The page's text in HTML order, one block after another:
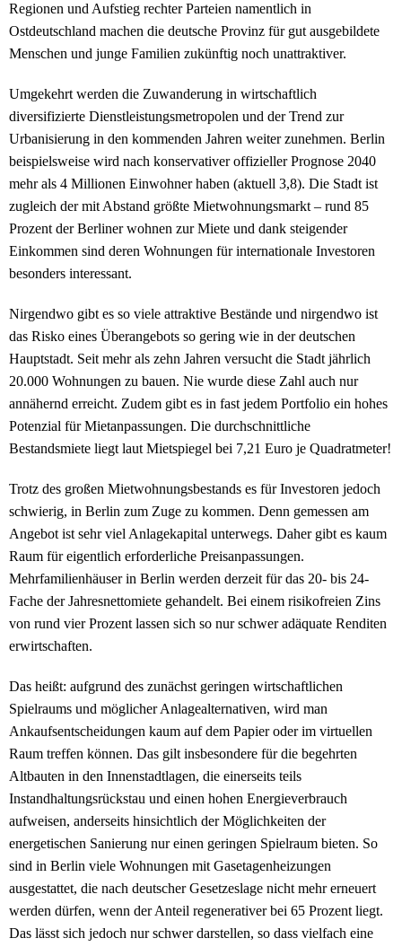
Regionen und Aufstieg rechter Parteien namentlich in
Ostdeutschland machen die deutsche Provinz für gut ausgebildete
Menschen und junge Familien zukünftig noch unattraktiver.
Umgekehrt werden die Zuwanderung in wirtschaftlich
diversifizierte Dienstleistungsmetropolen und der Trend zur
Urbanisierung in den kommenden Jahren weiter zunehmen. Berlin
beispielsweise wird nach konservativer offizieller Prognose 2040
mehr als 4 Millionen Einwohner haben (aktuell 3,8). Die Stadt ist
zugleich der mit Abstand größte Mietwohnungsmarkt – rund 85
Prozent der Berliner wohnen zur Miete und dank steigender
Einkommen sind deren Wohnungen für internationale Investoren
besonders interessant.
Nirgendwo gibt es so viele attraktive Bestände und nirgendwo ist
das Risko eines Überangebots so gering wie in der deutschen
Hauptstadt. Seit mehr als zehn Jahren versucht die Stadt jährlich
20.000 Wohnungen zu bauen. Nie wurde diese Zahl auch nur
annähernd erreicht. Zudem gibt es in fast jedem Portfolio ein hohes
Potenzial für Mietanpassungen. Die durchschnittliche
Bestandsmiete liegt laut Mietspiegel bei 7,21 Euro je Quadratmeter!
Trotz des großen Mietwohnungsbestands es für Investoren jedoch
schwierig, in Berlin zum Zuge zu kommen. Denn gemessen am
Angebot ist sehr viel Anlagekapital unterwegs. Daher gibt es kaum
Raum für eigentlich erforderliche Preisanpassungen.
Mehrfamilienhäuser in Berlin werden derzeit für das 20- bis 24-
Fache der Jahresnettomiete gehandelt. Bei einem risikofreien Zins
von rund vier Prozent lassen sich so nur schwer adäquate Renditen
erwirtschaften.
Das heißt: aufgrund des zunächst geringen wirtschaftlichen
Spielraums und möglicher Anlagealternativen, wird man
Ankaufsentscheidungen kaum auf dem Papier oder im virtuellen
Raum treffen können. Das gilt insbesondere für die begehrten
Altbauten in den Innenstadtlagen, die einerseits teils
Instandhaltungsrückstau und einen hohen Energieverbrauch
aufweisen, anderseits hinsichtlich der Möglichkeiten der
energetischen Sanierung nur einen geringen Spielraum bieten. So
sind in Berlin viele Wohnungen mit Gasetagenheizungen
ausgestattet, die nach deutscher Gesetzeslage nicht mehr erneuert
werden dürfen, wenn der Anteil regenerativer bei 65 Prozent liegt.
Das lässt sich jedoch nur schwer darstellen, so dass vielfach eine